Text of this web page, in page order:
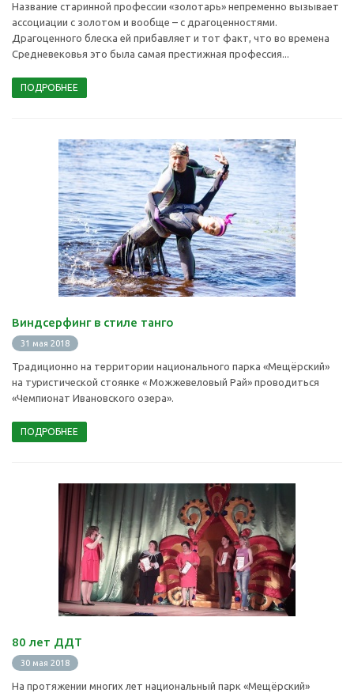
Название старинной профессии «золотарь» непременно вызывает
ассоциации с золотом и вообще – с драгоценностями.
Драгоценного блеска ей прибавляет и тот факт, что во времена
Средневековья это была самая престижная профессия...
ПОДРОБНЕЕ
Виндсерфинг в стиле танго
31 мая 2018
Традиционно на территории национального парка «Мещёрский»
на туристической стоянке « Можжевеловый Рай» проводиться
«Чемпионат Ивановского озера».
ПОДРОБНЕЕ
80 лет ДДТ
30 мая 2018
На протяжении многих лет национальный парк «Мещёрский»